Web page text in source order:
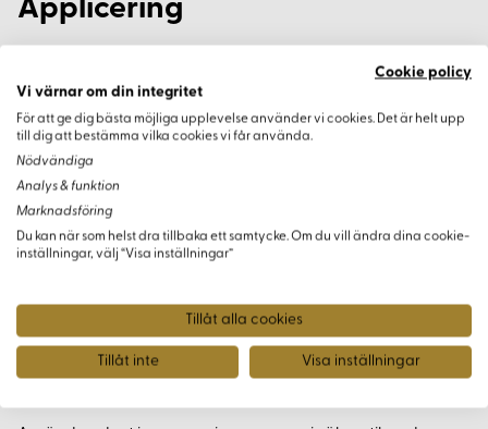
Applicering
spraymunstycke, pensel eller roller, vilket ger flexibilitet
beroende på textilens egenskaper och personligt tycke.
Produkten innehåller vax och lågaromatisk lacknafta.
Effektivitet
En liter Imprenex Outdoor räcker för att impregnera cirka 3-4
Vid hög absorption kan impregneringen spädas med
Säkerhetsanvisningar
Cookie policy
Vi värnar om din integritet
För att ge dig bästa möjliga upplevelse använder vi cookies. Det är helt upp
till dig att bestämma vilka cookies vi får använda.
Nödvändiga
Analys & funktion
Marknadsföring
Du kan när som helst dra tillbaka ett samtycke. Om du vill ändra dina cookie-
inställningar, välj “Visa inställningar”
Tillåt alla cookies
Tillåt inte Visa inställningar